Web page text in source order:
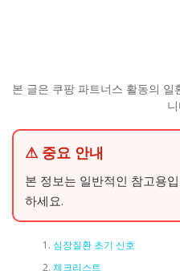
본 글은 쿠팡 파트너스 활동의
⚠ 중요 안내
본 정보는 일반적인 참고용
하세요.
심장질환 초기 신호
체크리스트